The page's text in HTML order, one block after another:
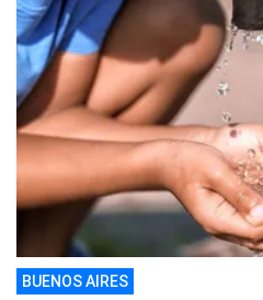
BUENOS AIRES